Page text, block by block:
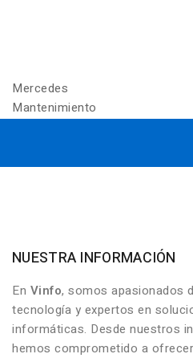
Mercedes
Mantenimiento
NUESTRA INFORMACIÓN
En Vinfo, somos apasionados
tecnología y expertos en
informáticas. Desde nuestros
hemos comprometido a